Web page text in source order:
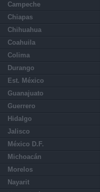
Campeche
Chiapas
Chihuahua
Coahuila
Colima
Durango
Est. México
Guanajuato
Guerrero
Hidalgo
Jalisco
México D.F.
Michoacán
Morelos
Nayarit